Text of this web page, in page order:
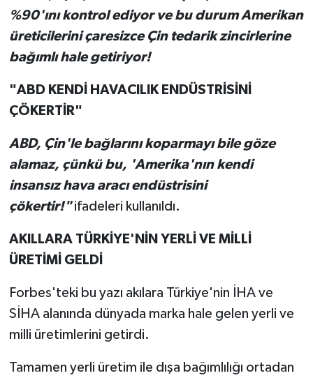
%90'ını kontrol ediyor ve bu durum Amerikan
üreticilerini çaresizce Çin tedarik zincirlerine
bağımlı hale getiriyor!
"ABD KENDİ HAVACILIK ENDÜSTRİSİNİ
ÇÖKERTİR"
ABD, Çin'le bağlarını koparmayı bile göze
alamaz, çünkü bu, 'Amerika'nın kendi
insansız hava aracı endüstrisini
çökertir!"ifadeleri kullanıldı.
AKILLARA TÜRKİYE'NİN YERLİ VE MİLLİ
ÜRETİMİ GELDİ
Forbes'teki bu yazı akılara Türkiye'nin İHA ve
SİHA alanında dünyada marka hale gelen yerli ve
milli üretimlerini getirdi.
Tamamen yerli üretim ile dışa bağımlılığı ortadan